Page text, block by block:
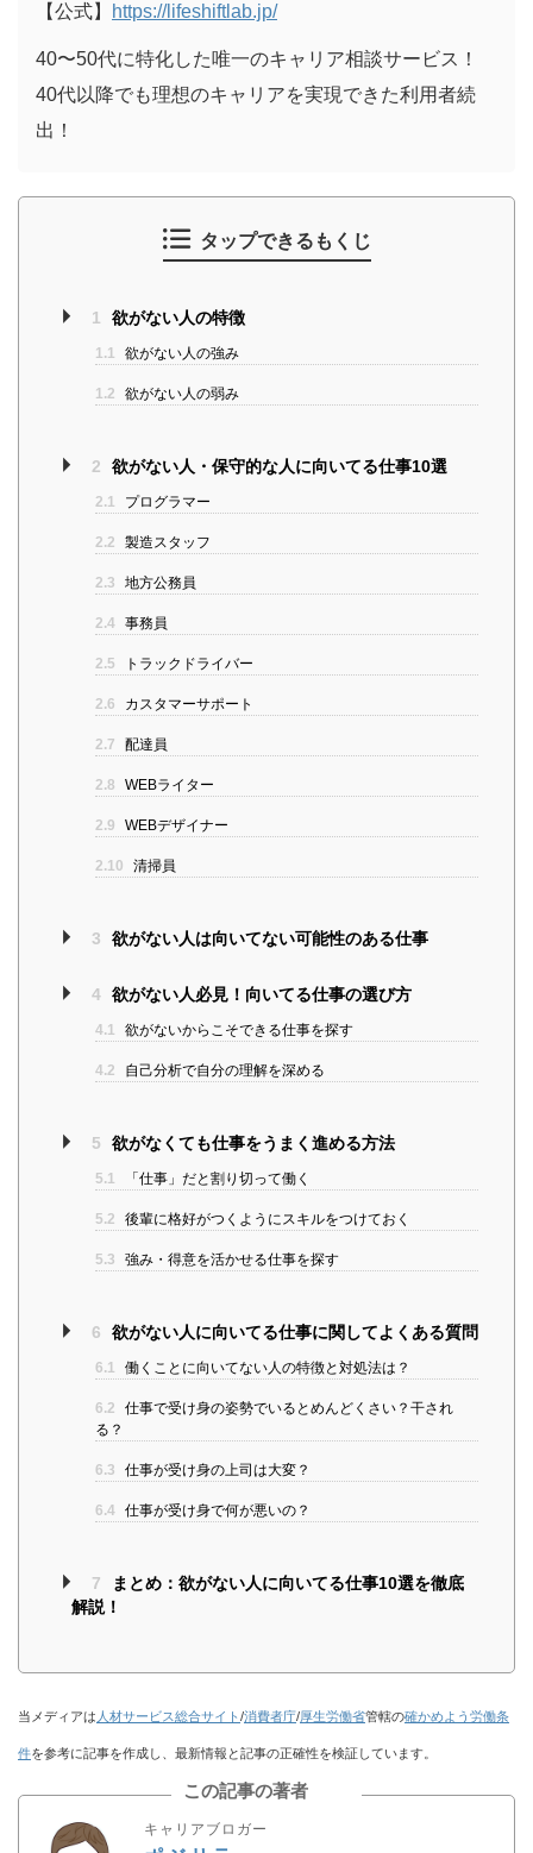
【公式】 https://lifeshiftlab.jp/
40〜50代に特化した唯一のキャリア相談サービス！
40代以降でも理想のキャリアを実現できた利用者続
出！
タップできるもくじ
1 欲がない人の特徴
1.1 欲がない人の強み
1.2 欲がない人の弱み
2 欲がない人・保守的な人に向いてる仕事10選
2.1 プログラマー
2.2 製造スタッフ
2.3 地方公務員
2.4 事務員
2.5 トラックドライバー
2.6 カスタマーサポート
2.7 配達員
2.8 WEBライター
2.9 WEBデザイナー
2.10 清掃員
3 欲がない人は向いてない可能性のある仕事
4 欲がない人必見！向いてる仕事の選び方
4.1 欲がないからこそできる仕事を探す
4.2 自己分析で自分の理解を深める
5 欲がなくても仕事をうまく進める方法
5.1 「仕事」だと割り切って働く
5.2 後輩に格好がつくようにスキルをつけておく
5.3 強み・得意を活かせる仕事を探す
6 欲がない人に向いてる仕事に関してよくある質問
6.1 働くことに向いてない人の特徴と対処法は？
6.2
仕事で受け身の姿勢でいるとめんどくさい？干され
る？
6.3 仕事が受け身の上司は大変？
6.4 仕事が受け身で何が悪いの？
7
まとめ：欲がない人に向いてる仕事10選を徹底
解説！
当メディアは 人材サービス総合サイト /消費者庁/厚生労働省管轄の確かめよう労働条
件を参考に記事を作成し、最新情報と記事の正確性を検証しています。
この記事の著者
キャリアブロガー